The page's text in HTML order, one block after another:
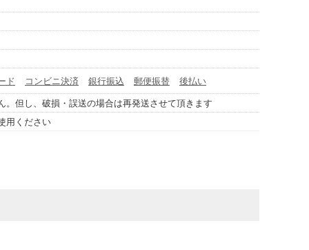
ド コンビニ決済 銀行振込 郵便振替
後払い
。但し、破損・誤送の場合は再発送させて頂きます
用ください